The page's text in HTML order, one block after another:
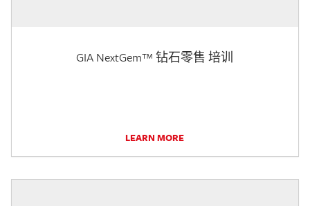
GIA NextGem™ 钻石零售 培训
LEARN MORE